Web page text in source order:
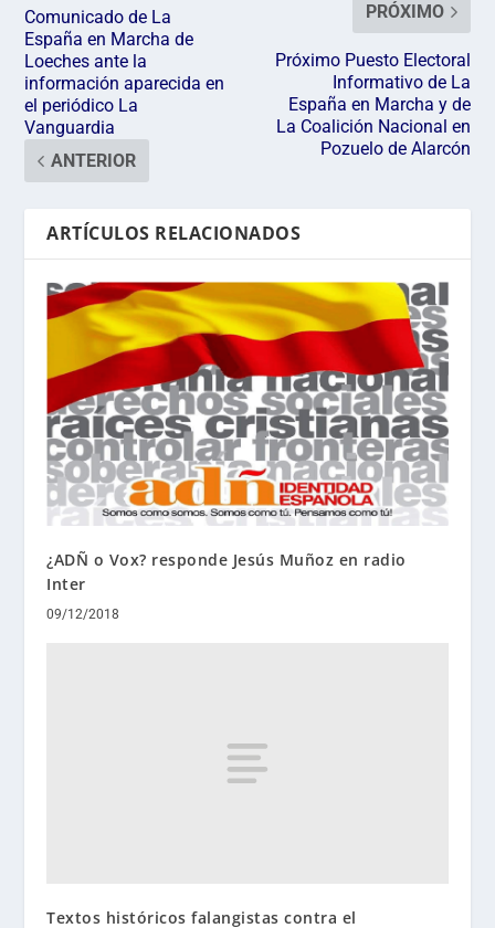
Comunicado de La
España en Marcha de
Loeches ante la
información aparecida en
el periódico La
Vanguardia
ANTERIOR
PRÓXIMO
Próximo Puesto Electoral
Informativo de La
España en Marcha y de
La Coalición Nacional en
Pozuelo de Alarcón
ARTÍCULOS RELACIONADOS
¿ADÑ o Vox? responde Jesús Muñoz en radio
Inter
09/12/2018
Textos históricos falangistas contra el